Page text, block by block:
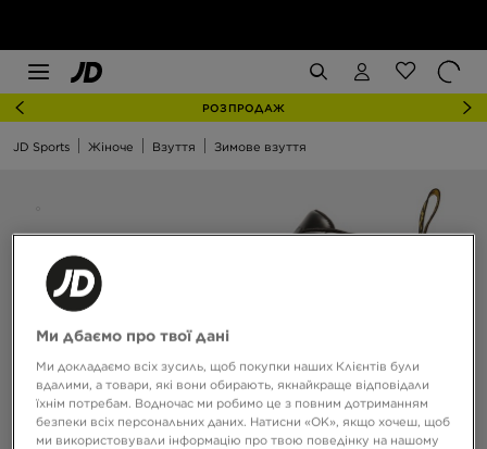
РОЗПРОДАЖ
JD Sports Жіноче Взуття Зимове взуття
Ми дбаємо про твої дані
Ми докладаємо всіх зусиль, щоб покупки наших Клієнтів були
вдалими, а товари, які вони обирають, якнайкраще відповідали
їхнім потребам. Водночас ми робимо це з повним дотриманням
безпеки всіх персональних даних. Натисни «OK», якщо хочеш, щоб
ми використовували інформацію про твою поведінку на нашому